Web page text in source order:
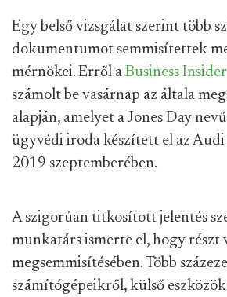
Egy belső vizsgálat szerint több
dokumentumot semmisítettek
mérnökei. Erről a Business
számolt be vasárnap az általa
alapján, amelyet a Jones Day
ügyvédi iroda készített el az Audi
2019 szeptemberében.
A szigorúan titkosított jelentés
munkatárs ismerte el, hogy részt
megsemmisítésében. Több
számítógépeikről, külső